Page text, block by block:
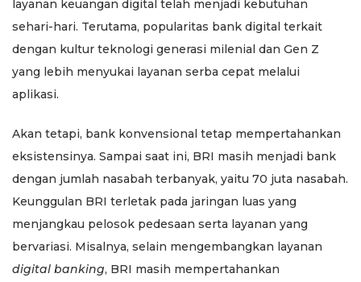
layanan keuangan digital telah menjadi kebutuhan
sehari-hari. Terutama, popularitas bank digital terkait
dengan kultur teknologi generasi milenial dan Gen Z
yang lebih menyukai layanan serba cepat melalui
aplikasi.
Akan tetapi, bank konvensional tetap mempertahankan
eksistensinya. Sampai saat ini, BRI masih menjadi bank
dengan jumlah nasabah terbanyak, yaitu 70 juta nasabah.
Keunggulan BRI terletak pada jaringan luas yang
menjangkau pelosok pedesaan serta layanan yang
bervariasi. Misalnya, selain mengembangkan layanan
digital banking, BRI masih mempertahankan